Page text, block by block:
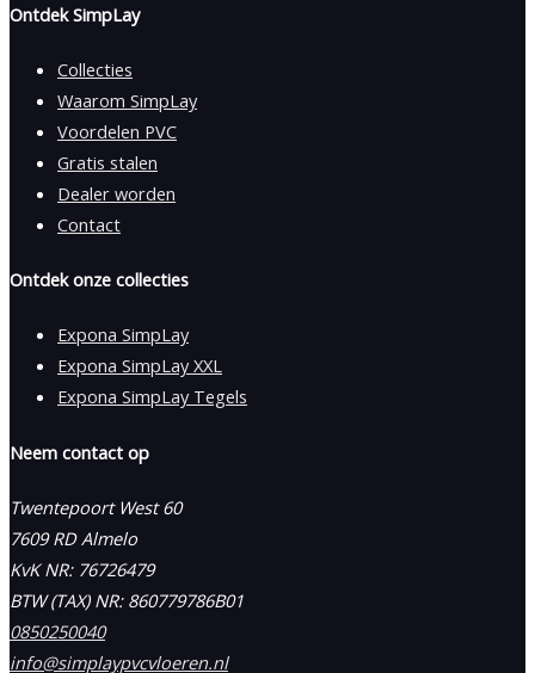
Ontdek SimpLay
Collecties
Waarom SimpLay
Voordelen PVC
Gratis stalen
Dealer worden
Contact
Ontdek onze collecties
Expona SimpLay
Expona SimpLay XXL
Expona SimpLay Tegels
Neem contact op
Twentepoort West 60
7609 RD Almelo
KvK NR: 76726479
BTW (TAX) NR: 860779786B01
0850250040
info@simplaypvcvloeren.nl